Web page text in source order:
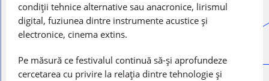
condiții tehnice alternative sau anacronice, lirismul
digital, fuziunea dintre instrumente acustice și
electronice, cinema extins.
Pe măsură ce festivalul continuă să-și aprofundeze
cercetarea cu privire la relația dintre tehnologie și